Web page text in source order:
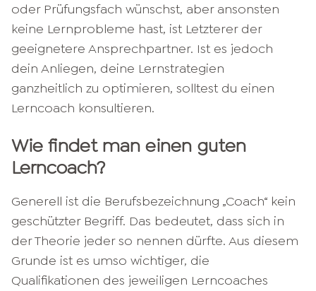
oder Prüfungsfach wünschst, aber ansonsten
keine Lernprobleme hast, ist Letzterer der
geeignetere Ansprechpartner. Ist es jedoch
dein Anliegen, deine Lernstrategien
ganzheitlich zu optimieren, solltest du einen
Lerncoach konsultieren.
Wie findet man einen guten
Lerncoach?
Generell ist die Berufsbezeichnung „Coach“ kein
geschützter Begriff. Das bedeutet, dass sich in
der Theorie jeder so nennen dürfte. Aus diesem
Grunde ist es umso wichtiger, die
Qualifikationen des jeweiligen Lerncoaches